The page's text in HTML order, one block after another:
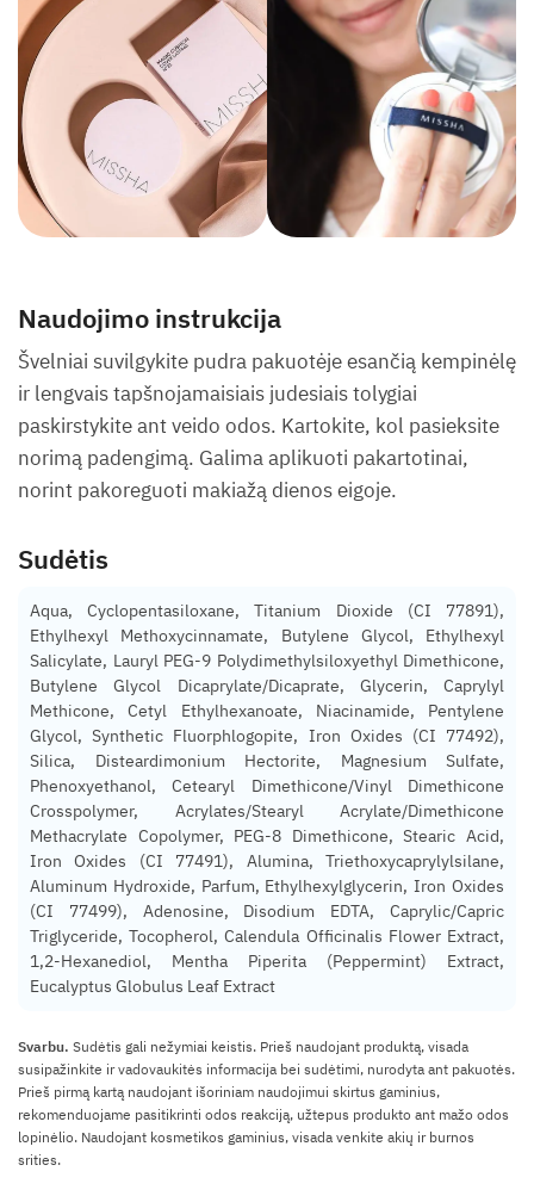
Naudojimo instrukcija
Švelniai suvilgykite pudra pakuotėje esančią kempinėlę
ir lengvais tapšnojamaisiais judesiais tolygiai
paskirstykite ant veido odos. Kartokite, kol pasieksite
norimą padengimą. Galima aplikuoti pakartotinai,
norint pakoreguoti makiažą dienos eigoje.
Sudėtis
Aqua, Cyclopentasiloxane, Titanium Dioxide (CI 77891),
Ethylhexyl Methoxycinnamate, Butylene Glycol, Ethylhexyl
Salicylate, Lauryl PEG-9 Polydimethylsiloxyethyl Dimethicone,
Butylene Glycol Dicaprylate/Dicaprate, Glycerin, Caprylyl
Methicone, Cetyl Ethylhexanoate, Niacinamide, Pentylene
Glycol, Synthetic Fluorphlogopite, Iron Oxides (CI 77492),
Silica, Disteardimonium Hectorite, Magnesium Sulfate,
Phenoxyethanol, Cetearyl Dimethicone/Vinyl Dimethicone
Crosspolymer, Acrylates/Stearyl Acrylate/Dimethicone
Methacrylate Copolymer, PEG-8 Dimethicone, Stearic Acid,
Iron Oxides (CI 77491), Alumina, Triethoxycaprylylsilane,
Aluminum Hydroxide, Parfum, Ethylhexylglycerin, Iron Oxides
(CI 77499), Adenosine, Disodium EDTA, Caprylic/Capric
Triglyceride, Tocopherol, Calendula Officinalis Flower Extract,
1,2-Hexanediol, Mentha Piperita (Peppermint) Extract,
Eucalyptus Globulus Leaf Extract
Svarbu. Sudėtis gali nežymiai keistis. Prieš naudojant produktą, visada
susipažinkite ir vadovaukitės informacija bei sudėtimi, nurodyta ant pakuotės.
Prieš pirmą kartą naudojant išoriniam naudojimui skirtus gaminius,
rekomenduojame pasitikrinti odos reakciją, užtepus produkto ant mažo odos
lopinėlio. Naudojant kosmetikos gaminius, visada venkite akių ir burnos
srities.